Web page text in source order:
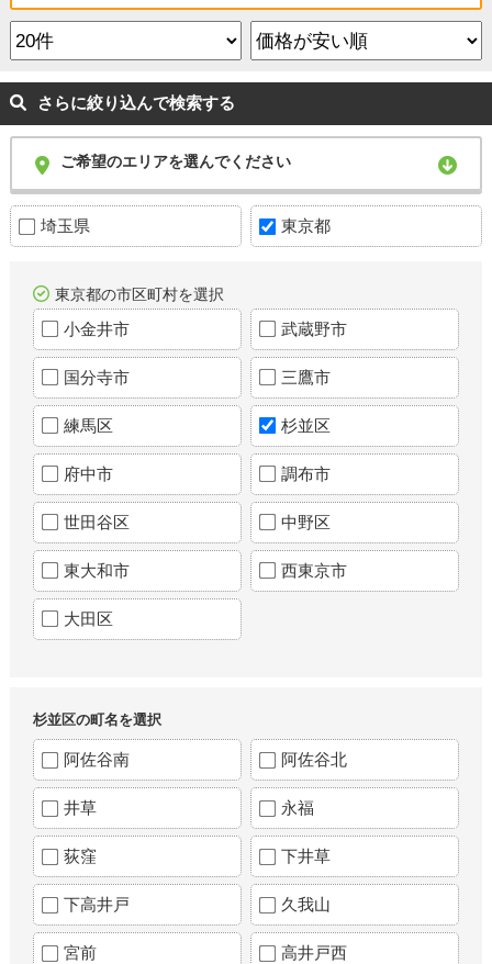
さらに絞り込んで検索する
ご希望のエリアを選んでください
埼玉県 東京都
東京都の市区町村を選択
小金井市 武蔵野市
国分寺市 三鷹市
練馬区 杉並区
府中市 調布市
世田谷区 中野区
東大和市 西東京市
大田区
杉並区の町名を選択
阿佐谷南 阿佐谷北
井草 永福
荻窪 下井草
下高井戸 久我山
宮前 高井戸西